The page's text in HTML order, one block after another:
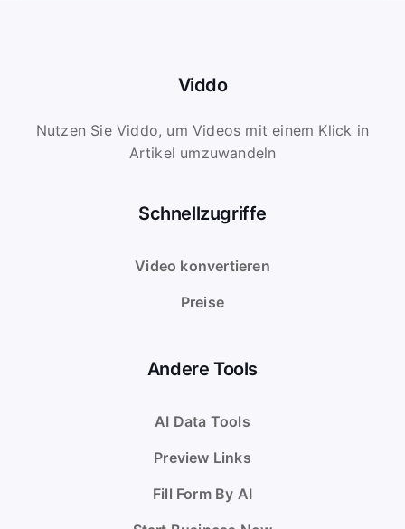
Viddo
Nutzen Sie Viddo, um Videos mit einem Klick in
Artikel umzuwandeln
Schnellzugriffe
Video konvertieren
Preise
Andere Tools
AI Data Tools
Preview Links
Fill Form By AI